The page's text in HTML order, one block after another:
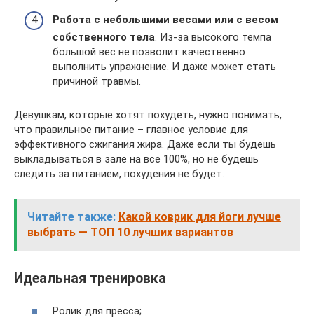
Работа с небольшими весами или с весом
собственного тела. Из-за высокого темпа
большой вес не позволит качественно
выполнить упражнение. И даже может стать
причиной травмы.
Девушкам, которые хотят похудеть, нужно понимать,
что правильное питание – главное условие для
эффективного сжигания жира. Даже если ты будешь
выкладываться в зале на все 100%, но не будешь
следить за питанием, похудения не будет.
Читайте также: Какой коврик для йоги лучше
выбрать — ТОП 10 лучших вариантов
Идеальная тренировка
Ролик для пресса;